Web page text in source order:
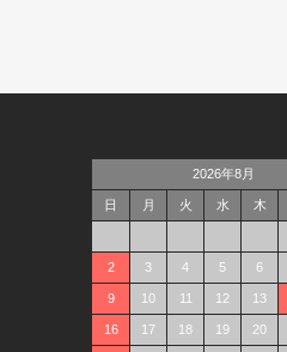
2026年8月
日 月 火 水 木
2 3 4 5 6
9 10 11 12 13
16 17 18 19 20